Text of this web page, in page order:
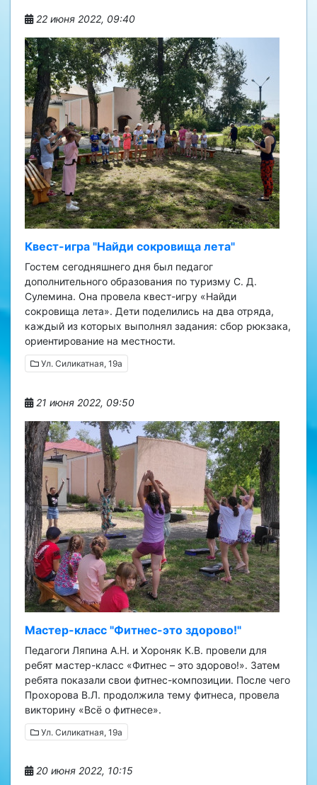
22 июня 2022, 09:40
Квест-игра "Найди сокровища лета"
Гостем сегодняшнего дня был педагог
дополнительного образования по туризму С. Д.
Сулемина. Она провела квест-игру «Найди
сокровища лета». Дети поделились на два отряда,
каждый из которых выполнял задания: сбор рюкзака,
ориентирование на местности.
Ул. Силикатная, 19а
21 июня 2022, 09:50
Мастер-класс "Фитнес-это здорово!"
Педагоги Ляпина А.Н. и Хороняк К.В. провели для
ребят мастер-класс «Фитнес – это здорово!». Затем
ребята показали свои фитнес-композиции. После чего
Прохорова В.Л. продолжила тему фитнеса, провела
викторину «Всё о фитнесе».
Ул. Силикатная, 19а
20 июня 2022, 10:15